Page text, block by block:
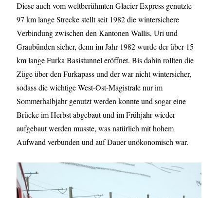
Diese auch vom weltberühmten Glacier Express genutzte
97 km lange Strecke stellt seit 1982 die wintersichere
Verbindung zwischen den Kantonen Wallis, Uri und
Graubünden sicher, denn im Jahr 1982 wurde der über 15
km lange Furka Basistunnel eröffnet. Bis dahin rollten die
Züge über den Furkapass und der war nicht wintersicher,
sodass die wichtige West-Ost-Magistrale nur im
Sommerhalbjahr genutzt werden konnte und sogar eine
Brücke im Herbst abgebaut und im Frühjahr wieder
aufgebaut werden musste, was natürlich mit hohem
Aufwand verbunden und auf Dauer unökonomisch war.